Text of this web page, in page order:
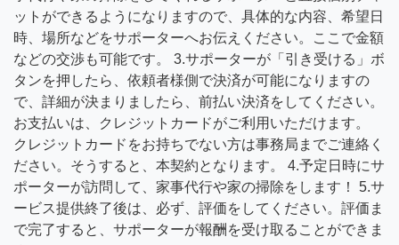
ットができるようになりますので、具体的な内容、希望日
時、場所などをサポーターへお伝えください。ここで金額
などの交渉も可能です。 3.サポーターが「引き受ける」ボ
タンを押したら、依頼者様側で決済が可能になりますの
で、詳細が決まりましたら、前払い決済をしてください。
お支払いは、クレジットカードがご利用いただけます。
クレジットカードをお持ちでない方は事務局までご連絡く
ださい。そうすると、本契約となります。 4.予定日時にサ
ポーターが訪問して、家事代行や家の掃除をします！ 5.サ
ービス提供終了後は、必ず、評価をしてください。評価ま
で完了すると、サポーターが報酬を受け取ることができま